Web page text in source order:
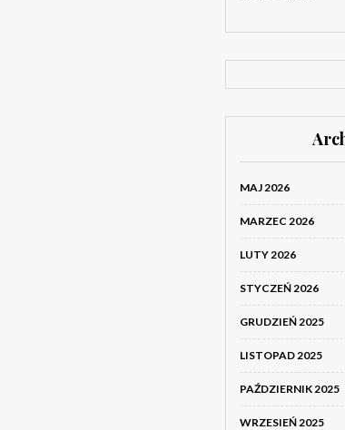
MAJ 2026
MARZEC 2026
LUTY 2026
STYCZEŃ 2026
GRUDZIEŃ 2025
LISTOPAD 2025
PAŹDZIERNIK 2025
WRZESIEŃ 2025